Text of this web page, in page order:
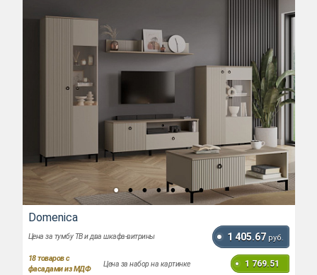
Domenica
Цена за тумбу ТВ и два шкафа-витрины 1 405.67 руб.
18товаров с
фасадами из МДФ
Цена за набор на картинке 1 769.51